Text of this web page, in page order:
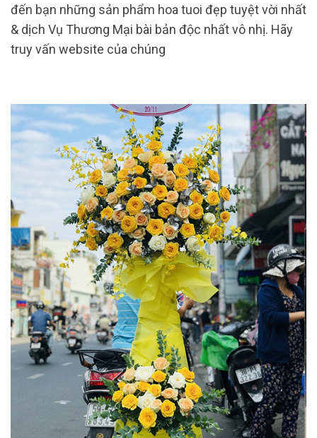
đến bạn những sản phẩm hoa tuoi đẹp tuyệt vời nhất
& dịch Vụ Thương Mại bài bản độc nhất vô nhị. Hãy
truy vấn website của chúng